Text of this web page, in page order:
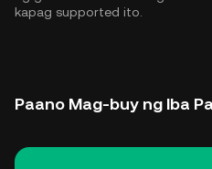
kapag supported ito.
Paano Mag-buy ng Iba